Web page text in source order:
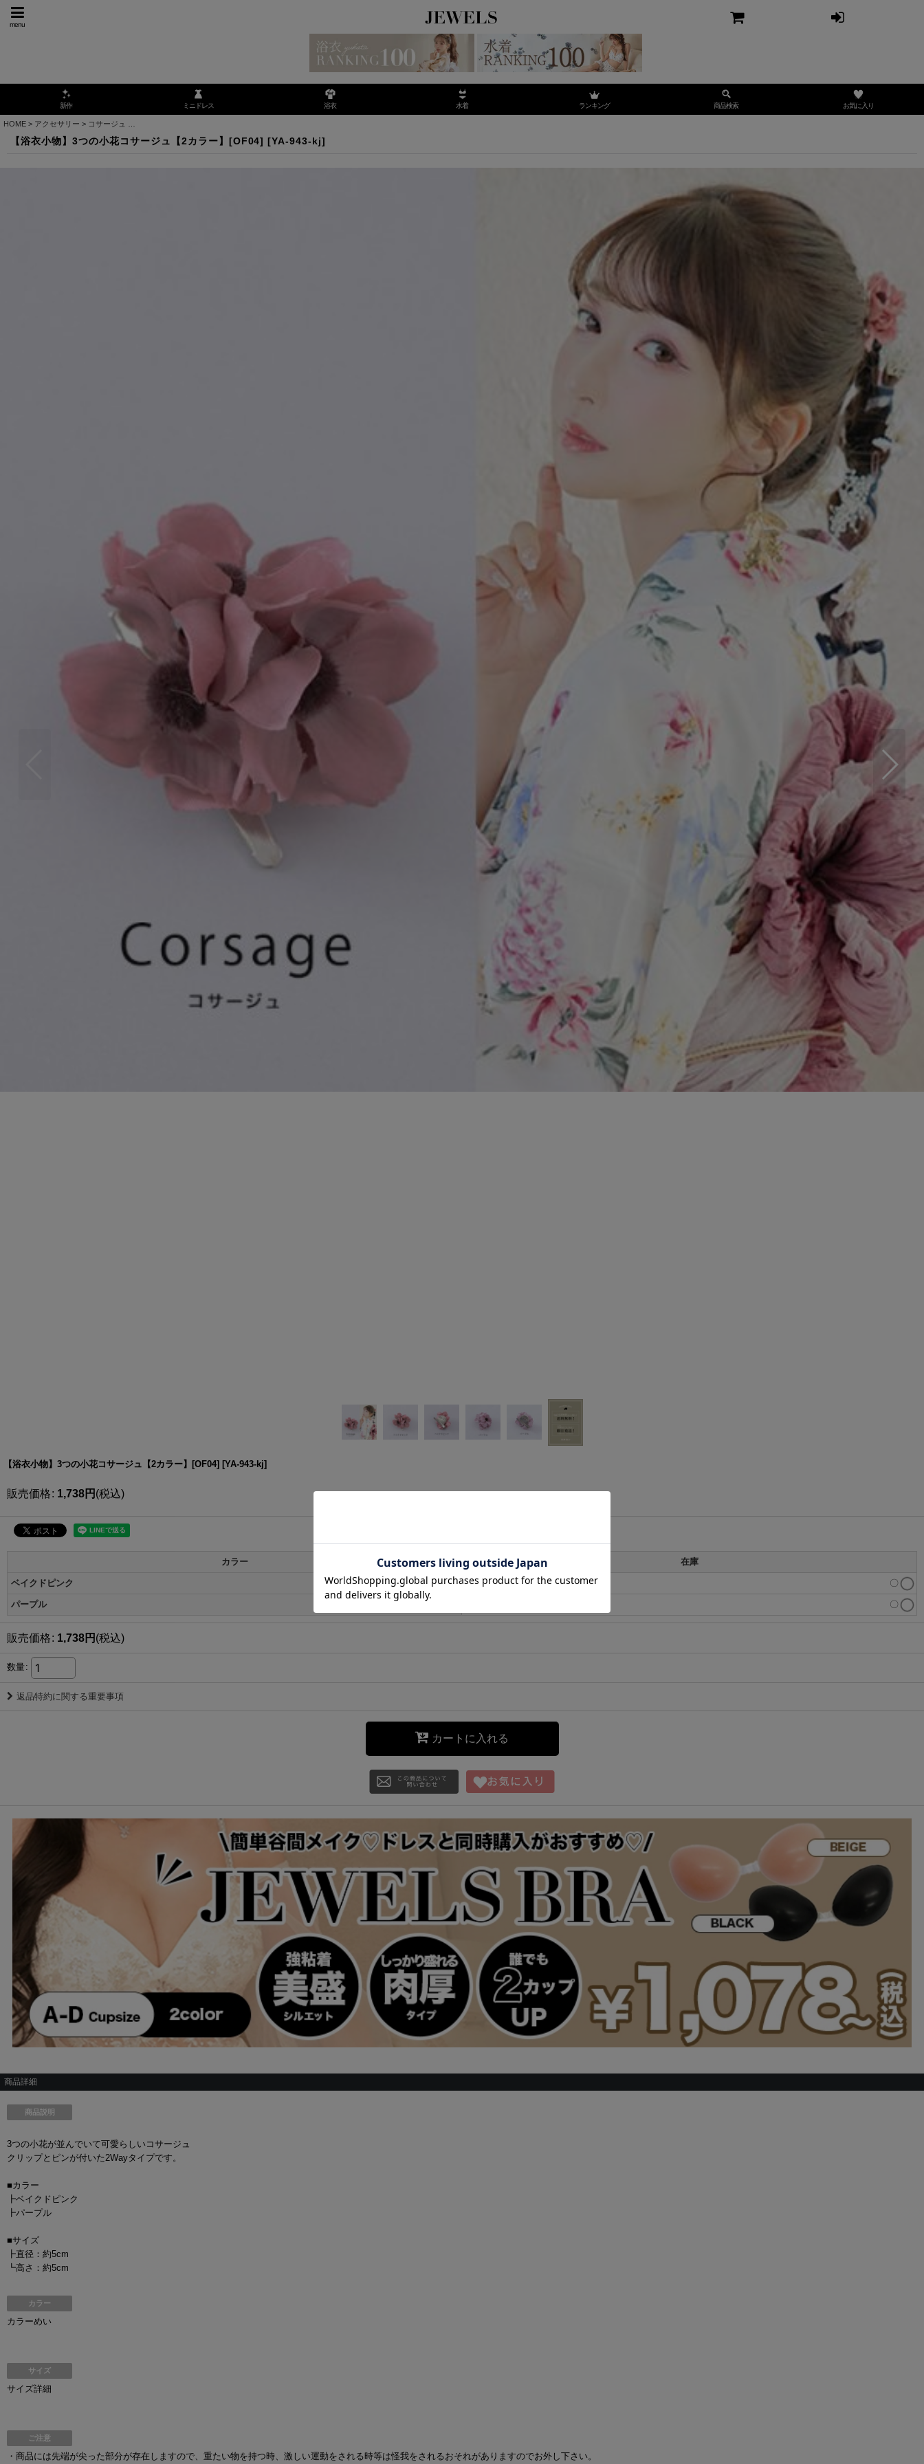
menu
新作 ミニドレス 浴衣 水着 ランキング 商品検索 お気に入り
HOME > アクセサリー > コサージュ
【浴衣小物】3つの小花コサージュ【2カラー】[OF04] [YA-943-kj]
【浴衣小物】3つの小花コサージュ【2カラー】[OF04] [YA-943-kj]
販売価格: 1,738円 (税込)
カラー 在庫
ベイクドピンク 〇
パープル 〇
販売価格: 1,738円 (税込)
数量:
返品特約に関する重要事項
カートに入れる
商品詳細
商品説明
3つの小花が並んでいて可愛らしいコサージュ
クリップとピンが付いた2Wayタイプです。
■カラー
┣ベイクドピンク
┣パープル
■サイズ
┣直径：約5cm
┗高さ：約5cm
カラー
カラーめい
サイズ
サイズ詳細
ご注意
・商品には先端が尖った部分が存在しますので、重たい物を持つ時、激しい運動をされる時等は怪我をされるおそれがありますのでお外し下さい。